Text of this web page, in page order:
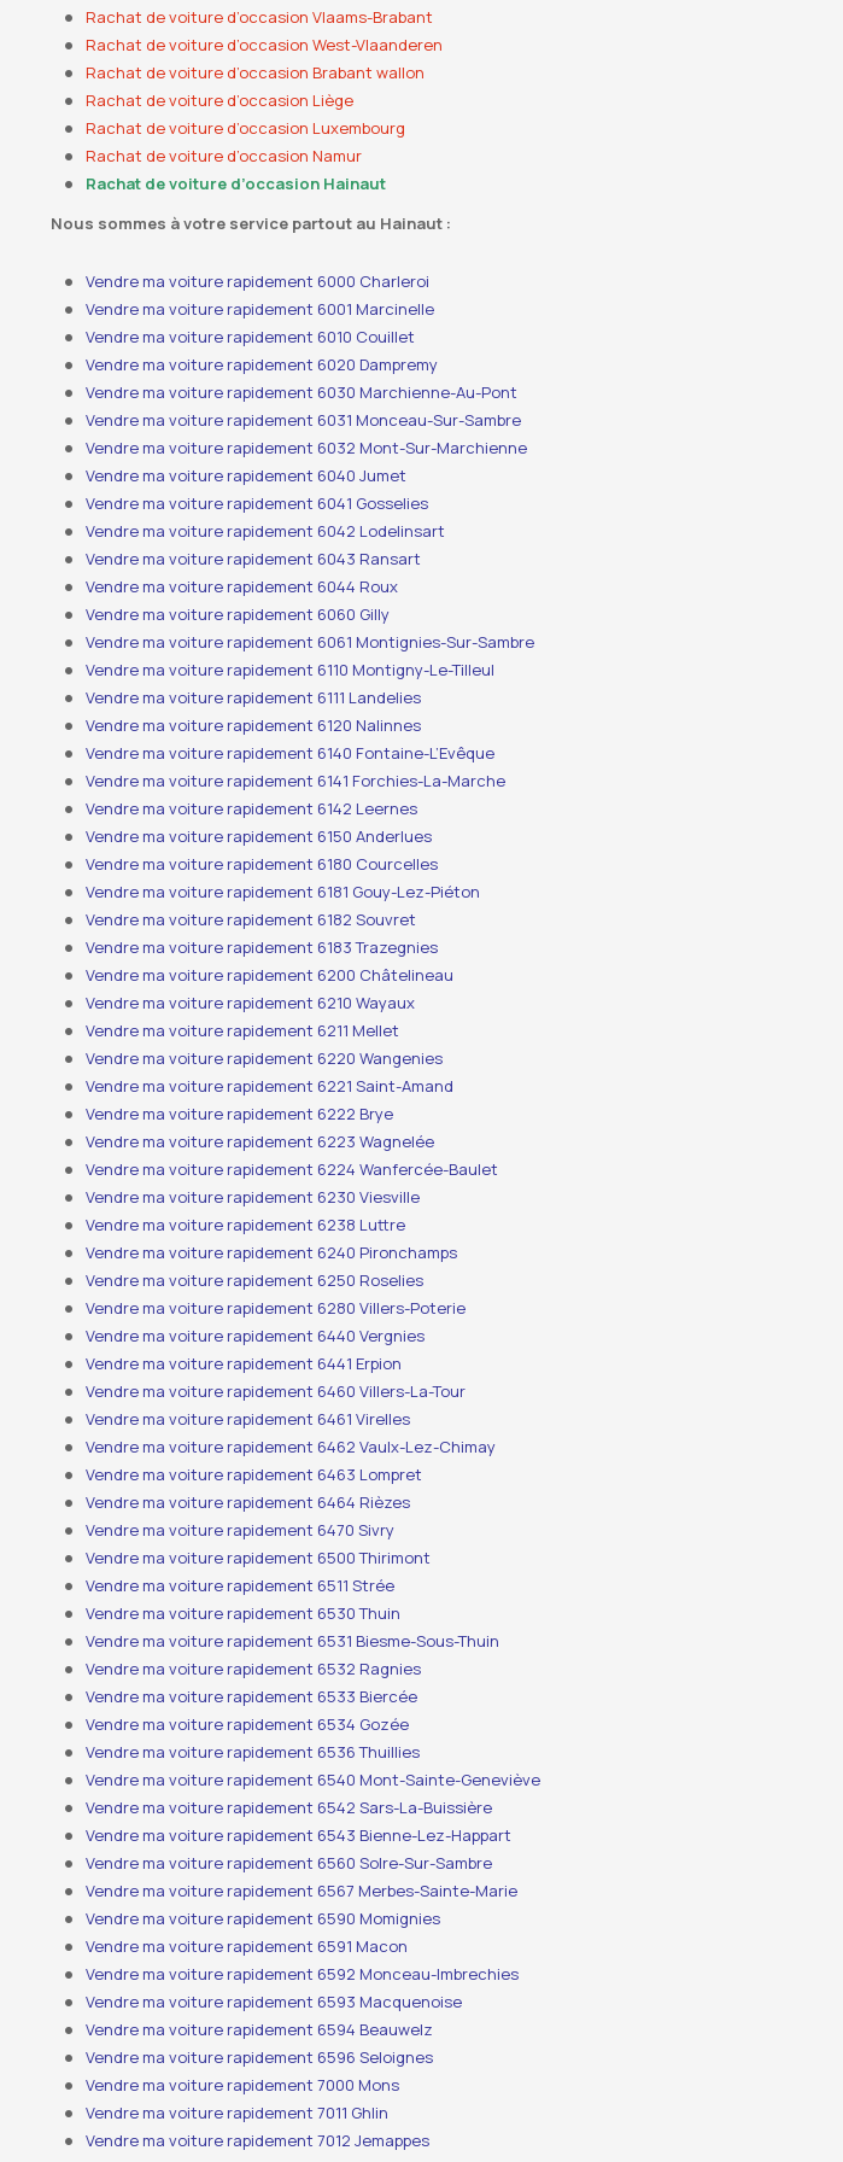
Rachat de voiture d’occasion Vlaams-Brabant
Rachat de voiture d’occasion West-Vlaanderen
Rachat de voiture d’occasion Brabant wallon
Rachat de voiture d’occasion Liège
Rachat de voiture d’occasion Luxembourg
Rachat de voiture d’occasion Namur
Rachat de voiture d’occasion Hainaut
Nous sommes à votre service partout au Hainaut :
Vendre ma voiture rapidement 6000 Charleroi
Vendre ma voiture rapidement 6001 Marcinelle
Vendre ma voiture rapidement 6010 Couillet
Vendre ma voiture rapidement 6020 Dampremy
Vendre ma voiture rapidement 6030 Marchienne-Au-Pont
Vendre ma voiture rapidement 6031 Monceau-Sur-Sambre
Vendre ma voiture rapidement 6032 Mont-Sur-Marchienne
Vendre ma voiture rapidement 6040 Jumet
Vendre ma voiture rapidement 6041 Gosselies
Vendre ma voiture rapidement 6042 Lodelinsart
Vendre ma voiture rapidement 6043 Ransart
Vendre ma voiture rapidement 6044 Roux
Vendre ma voiture rapidement 6060 Gilly
Vendre ma voiture rapidement 6061 Montignies-Sur-Sambre
Vendre ma voiture rapidement 6110 Montigny-Le-Tilleul
Vendre ma voiture rapidement 6111 Landelies
Vendre ma voiture rapidement 6120 Nalinnes
Vendre ma voiture rapidement 6140 Fontaine-L’Evêque
Vendre ma voiture rapidement 6141 Forchies-La-Marche
Vendre ma voiture rapidement 6142 Leernes
Vendre ma voiture rapidement 6150 Anderlues
Vendre ma voiture rapidement 6180 Courcelles
Vendre ma voiture rapidement 6181 Gouy-Lez-Piéton
Vendre ma voiture rapidement 6182 Souvret
Vendre ma voiture rapidement 6183 Trazegnies
Vendre ma voiture rapidement 6200 Châtelineau
Vendre ma voiture rapidement 6210 Wayaux
Vendre ma voiture rapidement 6211 Mellet
Vendre ma voiture rapidement 6220 Wangenies
Vendre ma voiture rapidement 6221 Saint-Amand
Vendre ma voiture rapidement 6222 Brye
Vendre ma voiture rapidement 6223 Wagnelée
Vendre ma voiture rapidement 6224 Wanfercée-Baulet
Vendre ma voiture rapidement 6230 Viesville
Vendre ma voiture rapidement 6238 Luttre
Vendre ma voiture rapidement 6240 Pironchamps
Vendre ma voiture rapidement 6250 Roselies
Vendre ma voiture rapidement 6280 Villers-Poterie
Vendre ma voiture rapidement 6440 Vergnies
Vendre ma voiture rapidement 6441 Erpion
Vendre ma voiture rapidement 6460 Villers-La-Tour
Vendre ma voiture rapidement 6461 Virelles
Vendre ma voiture rapidement 6462 Vaulx-Lez-Chimay
Vendre ma voiture rapidement 6463 Lompret
Vendre ma voiture rapidement 6464 Rièzes
Vendre ma voiture rapidement 6470 Sivry
Vendre ma voiture rapidement 6500 Thirimont
Vendre ma voiture rapidement 6511 Strée
Vendre ma voiture rapidement 6530 Thuin
Vendre ma voiture rapidement 6531 Biesme-Sous-Thuin
Vendre ma voiture rapidement 6532 Ragnies
Vendre ma voiture rapidement 6533 Biercée
Vendre ma voiture rapidement 6534 Gozée
Vendre ma voiture rapidement 6536 Thuillies
Vendre ma voiture rapidement 6540 Mont-Sainte-Geneviève
Vendre ma voiture rapidement 6542 Sars-La-Buissière
Vendre ma voiture rapidement 6543 Bienne-Lez-Happart
Vendre ma voiture rapidement 6560 Solre-Sur-Sambre
Vendre ma voiture rapidement 6567 Merbes-Sainte-Marie
Vendre ma voiture rapidement 6590 Momignies
Vendre ma voiture rapidement 6591 Macon
Vendre ma voiture rapidement 6592 Monceau-Imbrechies
Vendre ma voiture rapidement 6593 Macquenoise
Vendre ma voiture rapidement 6594 Beauwelz
Vendre ma voiture rapidement 6596 Seloignes
Vendre ma voiture rapidement 7000 Mons
Vendre ma voiture rapidement 7011 Ghlin
Vendre ma voiture rapidement 7012 Jemappes